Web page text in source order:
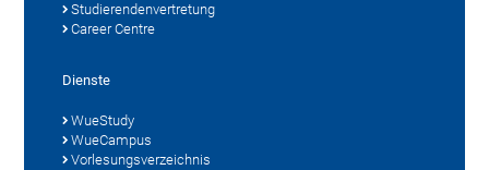
Studierendenvertretung
Career Centre
Dienste
WueStudy
WueCampus
Vorlesungsverzeichnis